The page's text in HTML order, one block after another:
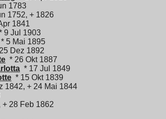
1783
1752, + 1826
1841
9 Jul 1903
* 5 Mai 1895
Dez 1892
* 26 Okt 1887
* 17 Jul 1849
* 15 Okt 1839
1842, + 24 Mai 1844
28 Feb 1862